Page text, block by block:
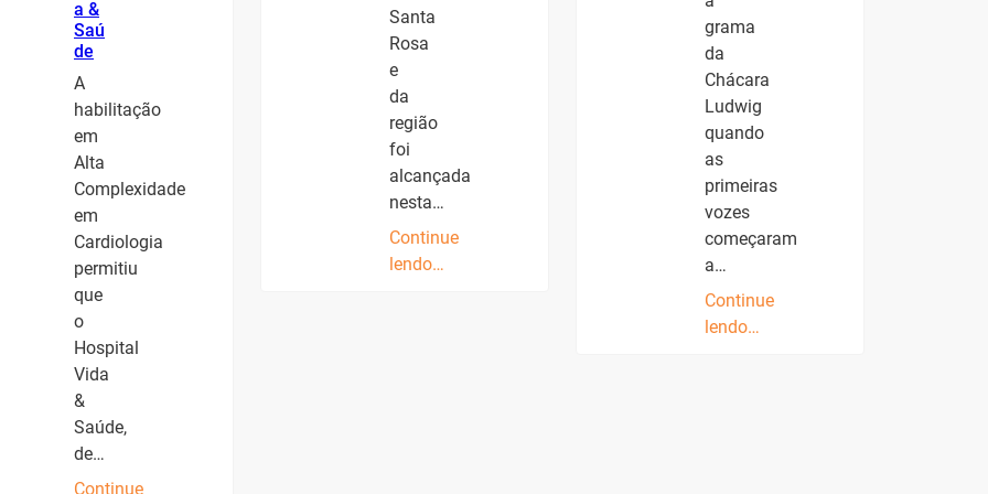
a &
Saú
de
A
habilitação
em
Alta
Complexidade
em
Cardiologia
permitiu
que
o
Hospital
Vida
&
Saúde,
de…
Continue
Santa
Rosa
e
da
região
foi
alcançada
nesta…
Continue
lendo…
grama
da
Chácara
Ludwig
quando
as
primeiras
vozes
começaram
a…
Continue
lendo…